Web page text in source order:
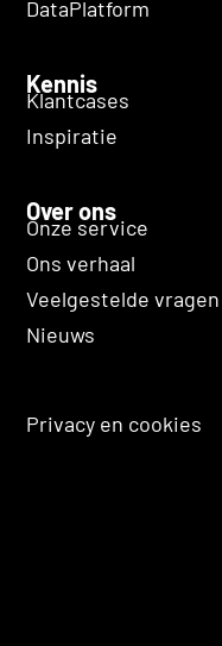
DataPlatform
Kennis
Klantcases
Inspiratie
Over ons
Onze service
Ons verhaal
Veelgestelde vragen
Nieuws
Privacy en cookies